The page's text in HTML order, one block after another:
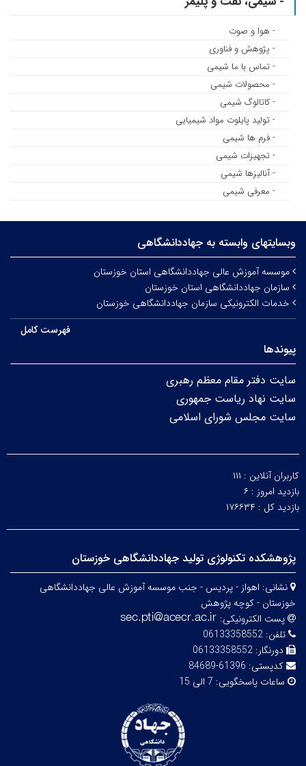
- هوا و صوت
- پژوهش و فناوری
- تماس با ما شیمی
- محصولات شیمی
- کاتالوگ شیمی
- تولید پایلوت مواد شیمیایی
- فرم ها شیمی
- تجهیزات شیمی
- آنالیزها شیمی
- معرفی شیمی
وبسایتهای وابسته به جهاددانشگاهی
موسسه آموزش عالی جهاددانشگاهی استان خوزستان
سازمان جهاددانشگاهی استان خوزستان
خدمات الکترونیکی سازمان جهاددانشگاهی خوزستان
فهرست کامل
پیوندها
سایت دفتر مقام معظم رهبری
سایت نهاد ریاست جمهوری
سایت مجلس شورای اسلامی
کاربران آنلاین : ۱۱۱
بازدید امروز : ۶
بازدید کل : ۱۷۶۶۳۴
پژوهشکده تکنولوژی تولید جهاددانشگاهی خوزستان
نشانی: اهواز - پردیس - جنب موسسه آموزش عالی جهاددانشگاهی
خوزستان - کوچه پژوهش
پست الکترونیکی:
تلفن: 06133358552
دورنگار: 06133358552
کدپستی: 61396-84689
ساعات پاسخگویی: 7 الی 15